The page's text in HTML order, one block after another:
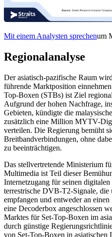
Mit einem Analysten sprechenum
Regionalanalyse
Der asiatisch-pazifische Raum
führende Marktposition
Top-Boxen (STBs) ist Ziel
Aufgrund der hohen Nachfrage,
Gebieten, kündigte die
zusätzlich eine Million MYTV-
verteilen. Die Regierung bemüht
Breitbandverbindungen, ohne
zu beeinträchtigen.
Das stellvertretende Ministerium
Multimedia ist Teil dieser
Internetzugang für seinen
terrestrische DVB-T2-Signale,
empfangen und entweder an
eine Decoderbox angeschlossen
Marktes für Set-Top-Boxen im
durch günstige
von Set-Top-Boxen in asiatischen